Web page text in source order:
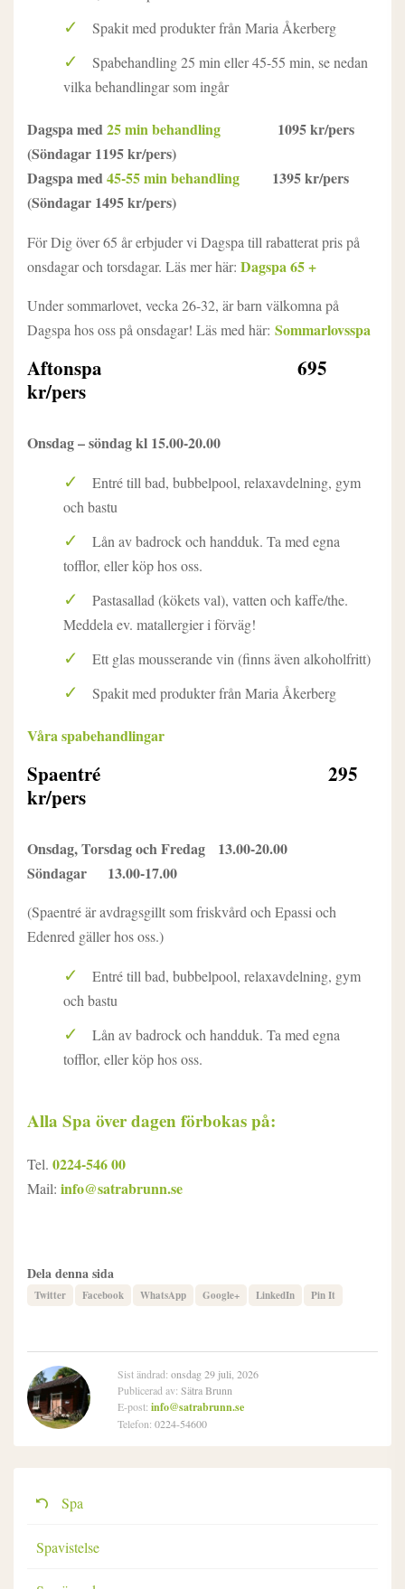
Spakit med produkter från Maria Åkerberg
Spabehandling 25 min eller 45-55 min, se nedan
vilka behandlingar som ingår
Dagspa med25 min behandling 1095 kr/pers
(Söndagar 1195 kr/pers)
Dagspa med45-55 min behandling 1395 kr/pers
(Söndagar 1495 kr/pers)
För Dig över 65 år erbjuder vi Dagspa till rabatterat pris på
onsdagar och torsdagar. Läs mer här: Dagspa 65 +
Under sommarlovet, vecka 26-32, är barn välkomna på
Dagspa hos oss på onsdagar! Läs med här: Sommarlovsspa
Aftonspa 695
kr/pers
Onsdag – söndag kl 15.00-20.00
Entré till bad, bubbelpool, relaxavdelning, gym
och bastu
Lån av badrock och handduk. Ta med egna
tofflor, eller köp hos oss.
Pastasallad (kökets val), vatten och kaffe/the.
Meddela ev. matallergier i förväg!
Ett glas mousserande vin (finns även alkoholfritt)
Spakit med produkter från Maria Åkerberg
Våra spabehandlingar
Spaentré 295
kr/pers
Onsdag, Torsdag och Fredag 13.00-20.00
Söndagar 13.00-17.00
(Spaentré är avdragsgillt som friskvård och Epassi och
Edenred gäller hos oss.)
Entré till bad, bubbelpool, relaxavdelning, gym
och bastu
Lån av badrock och handduk. Ta med egna
tofflor, eller köp hos oss.
Alla Spa över dagen förbokas på:
Tel. 0224-546 00
Mail: info@satrabrunn.se
Dela denna sida
Twitter Facebook WhatsApp Google+ LinkedIn Pin It
Sist ändrad: onsdag 29 juli, 2026
Publicerad av: Sätra Brunn
E-post: info@satrabrunn.se
Telefon: 0224-54600
Spa
Spavistelse